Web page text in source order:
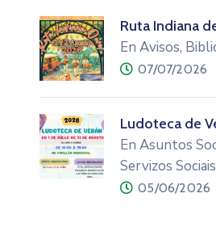
Ruta Indiana
En Avisos,
07/07/2026
Ludoteca de
En Asuntos
Servizos Sociais
05/06/2026